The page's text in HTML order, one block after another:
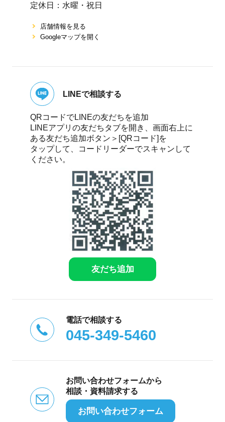
定休⽇：⽔曜・祝⽇
店舗情報を⾒る
Googleマップを開く
LINEで相談する
QRコードでLINEの友だちを追加
LINEアプリの友だちタブを開き、画面右上に
ある友だち追加ボタン＞[QRコード]を
タップして、コードリーダーでスキャンして
ください。
友だち追加
電話で相談する
045-349-5460
お問い合わせフォームから
相談・資料請求する
お問い合わせフォーム